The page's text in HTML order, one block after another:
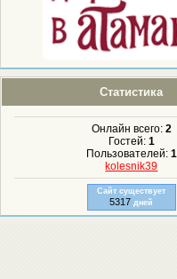
Статистика
Онлайн всего: 2
Гостей: 1
Пользователей: 1
kolesnik39
Сайт существует
5317 дней